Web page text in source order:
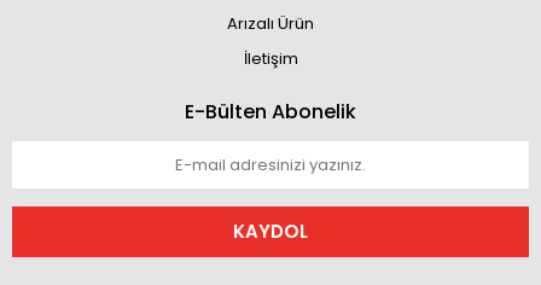
Arızalı Ürün
İletişim
E-Bülten Abonelik
KAYDOL